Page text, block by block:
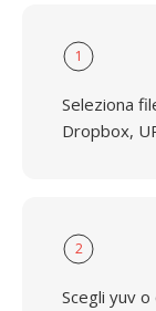
1
Seleziona
Dropbox,
2
Scegli yuv